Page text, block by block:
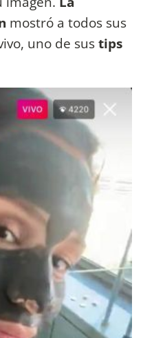
mostró a todos sus
uno de sustips